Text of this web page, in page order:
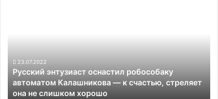
—
счастью,
стреляет
23.07.2022
Русский энтузиаст оснастил робособаку
автоматом Калашникова — к счастью, стреляет
она не слишком хорошо